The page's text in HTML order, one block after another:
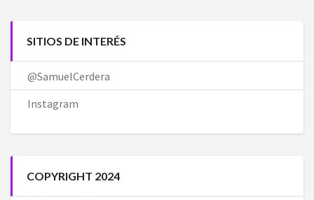
SITIOS DE INTERÉS
@SamuelCerdera
Instagram
COPYRIGHT 2024